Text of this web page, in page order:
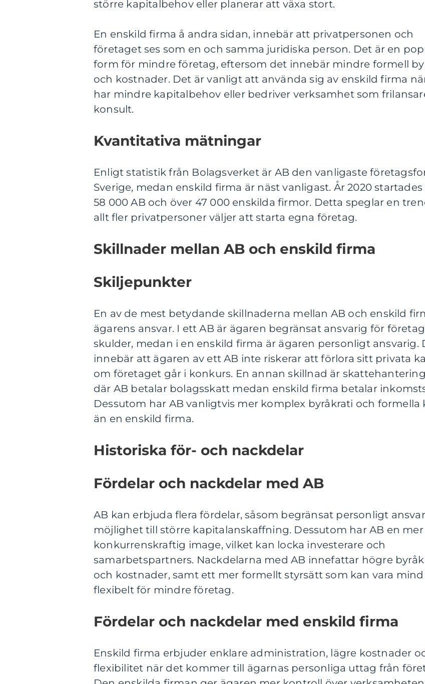
större kapitalbehov eller planerar att växa stort.
En enskild firma å andra sidan, innebär att privatpersonen och
företaget ses som en och samma juridiska person. Det är en
form för mindre företag, eftersom det innebär mindre formell
och kostnader. Det är vanligt att använda sig av enskild firma
har mindre kapitalbehov eller bedriver verksamhet som
konsult.
Kvantitativa mätningar
Enligt statistik från Bolagsverket är AB den vanligaste
Sverige, medan enskild firma är näst vanligast. År 2020 startades
58 000 AB och över 47 000 enskilda firmor. Detta speglar en
allt fler privatpersoner väljer att starta egna företag.
Skillnader mellan AB och enskild firma
Skiljepunkter
En av de mest betydande skillnaderna mellan AB och enskild
ägarens ansvar. I ett AB är ägaren begränsat ansvarig för
skulder, medan i en enskild firma är ägaren personligt ansvarig.
innebär att ägaren av ett AB inte riskerar att förlora sitt privata
om företaget går i konkurs. En annan skillnad är
där AB betalar bolagsskatt medan enskild firma betalar
Dessutom har AB vanligtvis mer komplex byråkrati och formella
än en enskild firma.
Historiska för- och nackdelar
Fördelar och nackdelar med AB
AB kan erbjuda flera fördelar, såsom begränsat personligt
möjlighet till större kapitalanskaffning. Dessutom har AB en mer
konkurrenskraftig image, vilket kan locka investerare och
samarbetspartners. Nackdelarna med AB innefattar högre
och kostnader, samt ett mer formellt styrsätt som kan vara
flexibelt för mindre företag.
Fördelar och nackdelar med enskild firma
Enskild firma erbjuder enklare administration, lägre kostnader
flexibilitet när det kommer till ägarnas personliga uttag från